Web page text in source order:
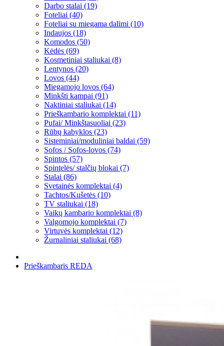
Darbo stalai (19)
Foteliai (40)
Foteliai su miegama dalimi (10)
Indaujos (18)
Komodos (50)
Kėdės (69)
Kosmetiniai staliukai (8)
Lentynos (20)
Lovos (44)
Miegamojo lovos (64)
Minkšti kampai (91)
Naktiniai staliukai (14)
Prieškambario komplektai (11)
Pufai/ Minkštasuoliai (23)
Rūbų kabyklos (23)
Sisteminiai/moduliniai baldai (59)
Sofos / Sofos-lovos (74)
Spintos (57)
Spintelės/ stalčių blokai (7)
Stalai (86)
Svetainės komplektai (4)
Tachtos/Kušetės (10)
TV staliukai (18)
Vaikų kambario komplektai (8)
Valgomojo komplektai (7)
Virtuvės komplektai (12)
Žurnaliniai staliukai (68)
Prieškambaris REDA